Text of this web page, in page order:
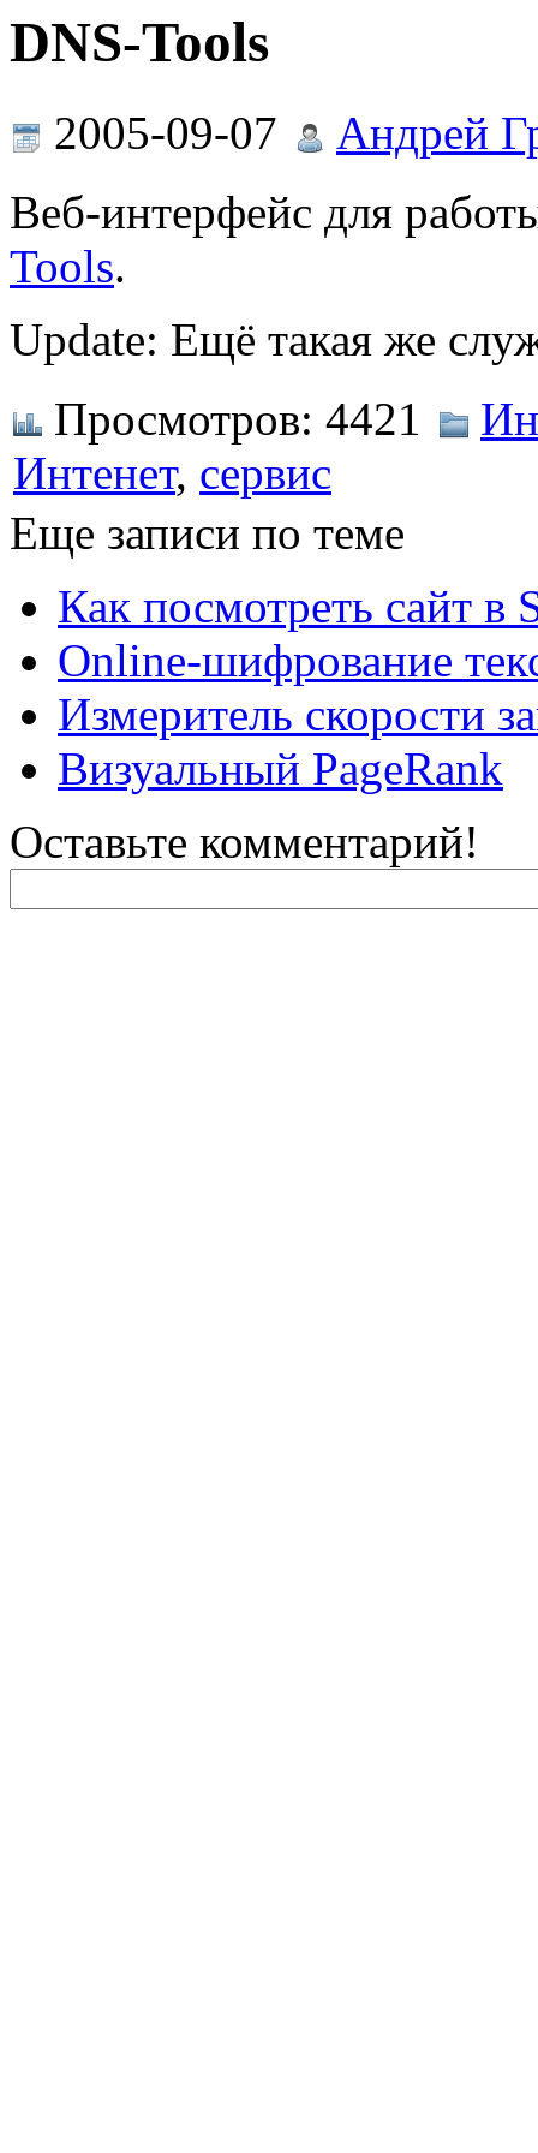
DNS-Tools
2005-09-07
Андрей
Веб-интерфейс для
Tools.
Update: Ещё такая же
Просмотров: 4421
Интенет, сервис
Еще записи по теме
Как посмотреть сайт в
Online-шифрование
Измеритель скорости
Визуальный PageRank
Оставьте комментарий!